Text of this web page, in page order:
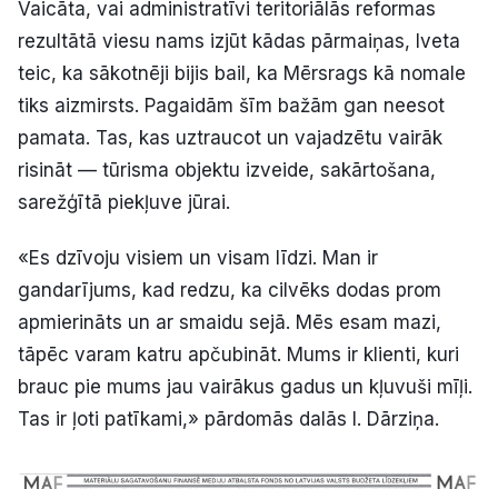
Vaicāta, vai administratīvi teritoriālās reformas
rezultātā viesu nams izjūt kādas pārmaiņas, Iveta
teic, ka sākotnēji bijis bail, ka Mērsrags kā nomale
tiks aizmirsts. Pagaidām šīm bažām gan neesot
pamata. Tas, kas uztraucot un vajadzētu vairāk
risināt — tūrisma objektu izveide, sakārtošana,
sarežģītā piekļuve jūrai.
«Es dzīvoju visiem un visam līdzi. Man ir
gandarījums, kad redzu, ka cilvēks dodas prom
apmierināts un ar smaidu sejā. Mēs esam mazi,
tāpēc varam katru apčubināt. Mums ir klienti, kuri
brauc pie mums jau vairākus gadus un kļuvuši mīļi.
Tas ir ļoti patīkami,» pārdomās dalās I. Dārziņa.